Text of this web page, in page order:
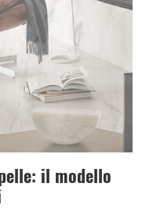
il modello